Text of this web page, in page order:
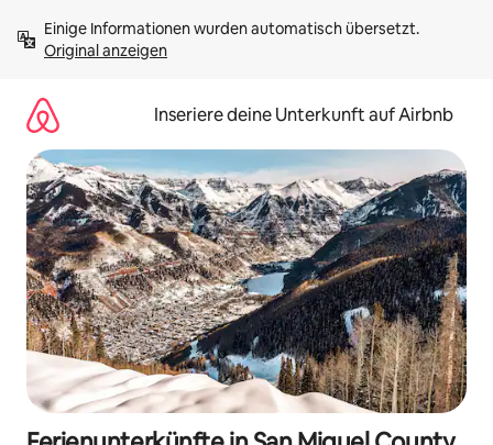
Inhalten
springenOriginal anzeigen
Inseriere deine Unterkunft auf Airbnb